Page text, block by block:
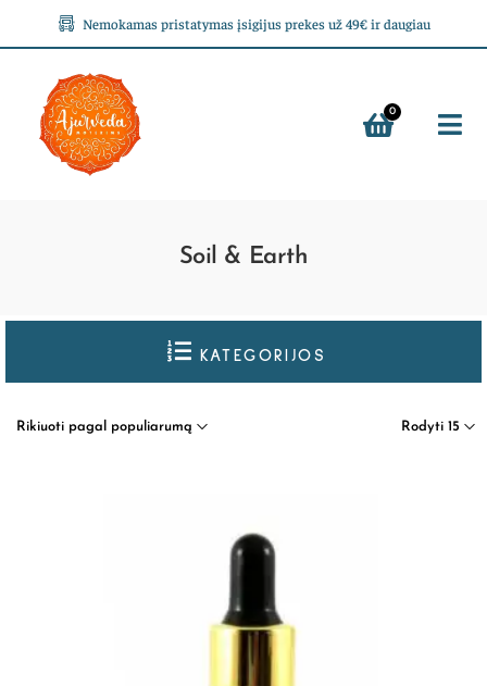
Nemokamas pristatymas įsigijus prekes už 49€ ir daugiau
0
Soil & Earth
KATEGORIJOS
Rodyti 15
Rikiuoti pagal populiarumą